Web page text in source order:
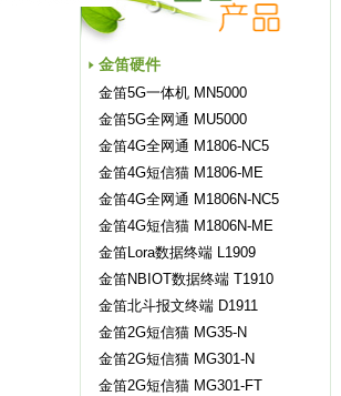
金笛硬件
金笛5G一体机 MN5000
金笛5G全网通 MU5000
金笛4G全网通 M1806-NC5
金笛4G短信猫 M1806-ME
金笛4G全网通 M1806N-NC5
金笛4G短信猫 M1806N-ME
金笛Lora数据终端 L1909
金笛NBIOT数据终端 T1910
金笛北斗报文终端 D1911
金笛2G短信猫 MG35-N
金笛2G短信猫 MG301-N
金笛2G短信猫 MG301-FT